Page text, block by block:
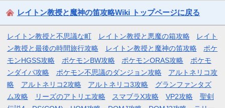
レイトン教授と魔神の笛攻略Wiki トップページに戻る
レイトン教授と不思議な町 レイトン教授と悪魔の箱攻略
レイト
ン教授と最後の時間旅行攻略
レイトン教授と魔神の笛攻略
ポケ
モンHGSS攻略
ポケモンBW攻略 ポケモンORAS攻略
ポケモ
ンダイパ攻略
ポケモン不思議のダンジョン攻略
アルトネリコ攻
略
アルトネリコ2攻略 アルトネリコ3攻略
グランファンタズ
ム攻略
リーズのアトリエ攻略 スマブラX攻略 VP2攻略
聖剣